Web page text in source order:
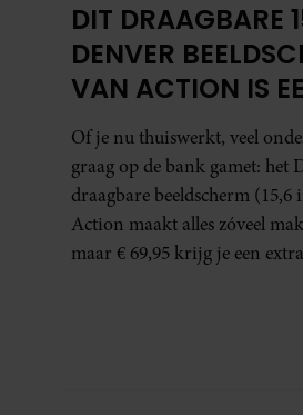
DIT DRAAGBARE
DENVER
VAN ACTION IS
GAMECHANGER
THUISWERKERS
WATCHERS
Of je nu thuiswerkt, veel
graag op de bank gamet: het
draagbare beeldscherm (15,6
Action maakt alles zóveel
maar € 69,95 krijg je een